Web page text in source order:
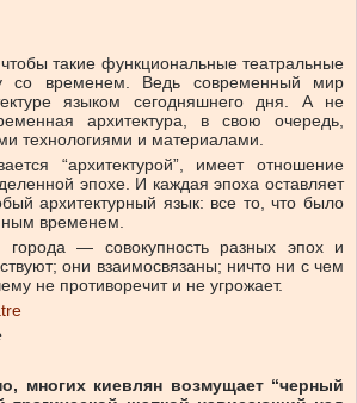
такие функциональные театральные
со временем. Ведь современный мир
языком сегодняшнего дня. А не
архитектура, в свою очередь,
технологиями и материалами.
“архитектурой”, имеет отношение
эпохе. И каждая эпоха оставляет
архитектурный язык: все то, что было
временем.
города — совокупность разных эпох и
они взаимосвязаны; ничто ни с чем
не противоречит и не угрожает.
многих киевлян возмущает “черный